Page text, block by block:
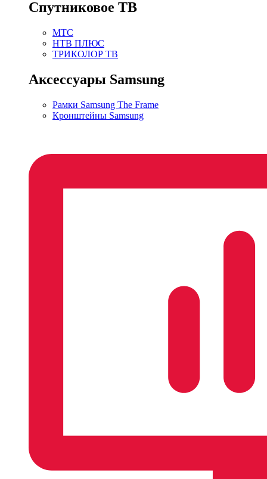
Спутниковое ТВ
МТС
НТВ ПЛЮС
ТРИКОЛОР ТВ
Аксессуары Samsung
Рамки Samsung The Frame
Кронштейны Samsung